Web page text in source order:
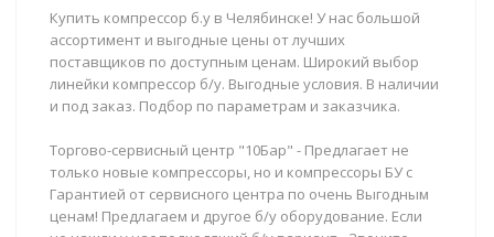
Купить компрессор б.у в Челябинске! У нас большой
ассортимент и выгодные цены от лучших
поставщиков по доступным ценам. Широкий выбор
линейки компрессор б/у. Выгодные условия. В наличии
и под заказ. Подбор по параметрам и заказчика.
Торгово-сервисный центр "10Бар" - Предлагает не
только новые компрессоры, но и компрессоры БУ с
Гарантией от сервисного центра по очень Выгодным
ценам! Предлагаем и другое б/у оборудование. Если